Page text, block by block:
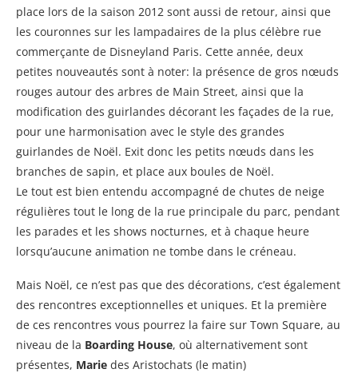
place lors de la saison 2012 sont aussi de retour, ainsi que
les couronnes sur les lampadaires de la plus célèbre rue
commerçante de Disneyland Paris. Cette année, deux
petites nouveautés sont à noter: la présence de gros nœuds
rouges autour des arbres de Main Street, ainsi que la
modification des guirlandes décorant les façades de la rue,
pour une harmonisation avec le style des grandes
guirlandes de Noël. Exit donc les petits nœuds dans les
branches de sapin, et place aux boules de Noël.
Le tout est bien entendu accompagné de chutes de neige
régulières tout le long de la rue principale du parc, pendant
les parades et les shows nocturnes, et à chaque heure
lorsqu’aucune animation ne tombe dans le créneau.
Mais Noël, ce n’est pas que des décorations, c’est également
des rencontres exceptionnelles et uniques. Et la première
de ces rencontres vous pourrez la faire sur Town Square, au
niveau de la Boarding House, où alternativement sont
présentes, Marie des Aristochats (le matin)